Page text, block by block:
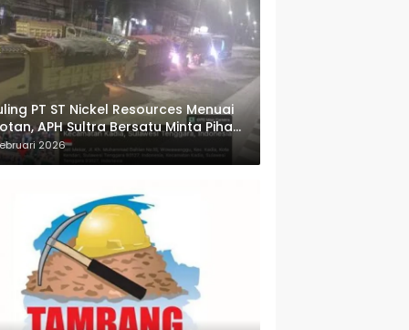
PT ST Nickel Resources Menuai
APH Sultra Bersatu Minta Pihak
Bertindak
2026